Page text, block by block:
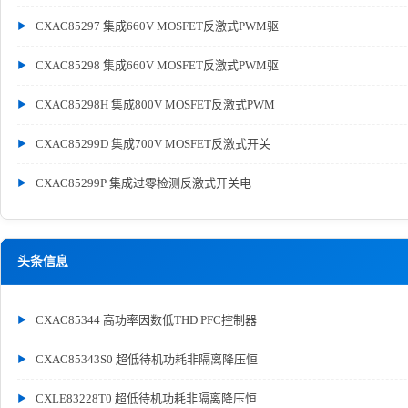
CXAC85297 集成660V MOSFET反激式PWM驱
CXAC85298 集成660V MOSFET反激式PWM驱
CXAC85298H 集成800V MOSFET反激式PWM
CXAC85299D 集成700V MOSFET反激式开关
CXAC85299P 集成过零检测反激式开关电
头条信息
CXAC85344 高功率因数低THD PFC控制器
CXAC85343S0 超低待机功耗非隔离降压恒
CXLE83228T0 超低待机功耗非隔离降压恒